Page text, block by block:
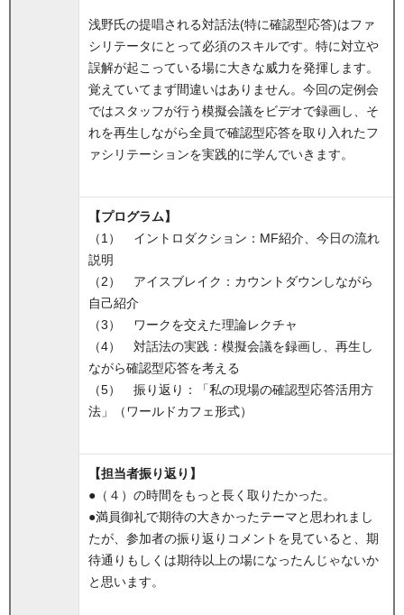
浅野氏の提唱される対話法(特に確認型応答)はファ
シリテータにとって必須のスキルです。特に対立や
誤解が起こっている場に大きな威力を発揮します。
覚えていてまず間違いはありません。今回の定例会
ではスタッフが行う模擬会議をビデオで録画し、そ
れを再生しながら全員で確認型応答を取り入れたフ
ァシリテーションを実践的に学んでいきます。
【プログラム】
（1） イントロダクション：MF紹介、今日の流れ
説明
（2） アイスブレイク：カウントダウンしながら
自己紹介
（3） ワークを交えた理論レクチャ
（4） 対話法の実践：模擬会議を録画し、再生し
ながら確認型応答を考える
（5） 振り返り：「私の現場の確認型応答活用方
法」（ワールドカフェ形式）
【担当者振り返り】
●（４）の時間をもっと長く取りたかった。
●満員御礼で期待の大きかったテーマと思われまし
たが、参加者の振り返りコメントを見ていると、期
待通りもしくは期待以上の場になったんじゃないか
と思います。